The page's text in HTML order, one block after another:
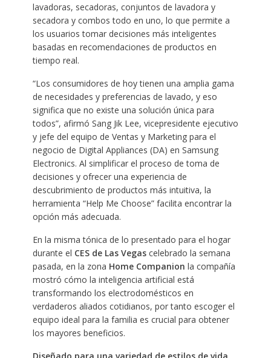
lavadoras, secadoras, conjuntos de lavadora y
secadora y combos todo en uno, lo que permite a
los usuarios tomar decisiones más inteligentes
basadas en recomendaciones de productos en
tiempo real.
“Los consumidores de hoy tienen una amplia gama
de necesidades y preferencias de lavado, y eso
significa que no existe una solución única para
todos”, afirmó Sang Jik Lee, vicepresidente ejecutivo
y jefe del equipo de Ventas y Marketing para el
negocio de Digital Appliances (DA) en Samsung
Electronics. Al simplificar el proceso de toma de
decisiones y ofrecer una experiencia de
descubrimiento de productos más intuitiva, la
herramienta “Help Me Choose” facilita encontrar la
opción más adecuada.
En la misma tónica de lo presentado para el hogar
durante el CES de Las Vegas celebrado la semana
pasada, en la zona Home Companion la compañía
mostró cómo la inteligencia artificial está
transformando los electrodomésticos en
verdaderos aliados cotidianos, por tanto escoger el
equipo ideal para la familia es crucial para obtener
los mayores beneficios.
Diseñado para una variedad de estilos de vida